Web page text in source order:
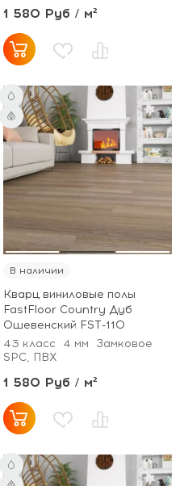
1 580 Руб / м²
В наличии
Кварц виниловые полы
FastFloor Country Дуб
Ошевенский FST-110
43 класс
4 мм
Замковое
SPC, ПВХ
1 580 Руб / м²